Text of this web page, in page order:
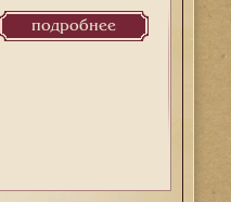
подробнее